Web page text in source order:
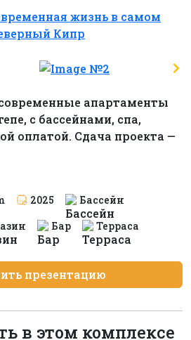
апартаменты
с бассейнами, спа,
оплатой. Сдача проекта —
2025
Бассейн
Бар Терраса
презентацию
в этом комплексе